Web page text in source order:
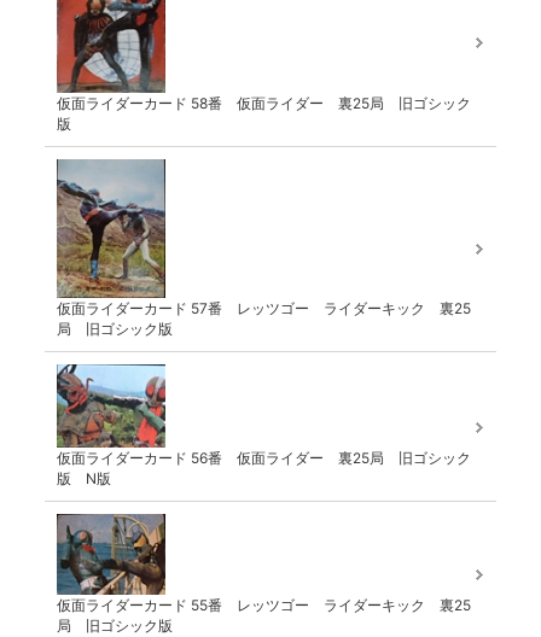
仮面ライダーカード 58番 仮面ライダー 裏25局 旧ゴシック
版
仮面ライダーカード 57番 レッツゴー ライダーキック 裏25
局 旧ゴシック版
仮面ライダーカード 56番 仮面ライダー 裏25局 旧ゴシック
版 N版
仮面ライダーカード 55番 レッツゴー ライダーキック 裏25
局 旧ゴシック版